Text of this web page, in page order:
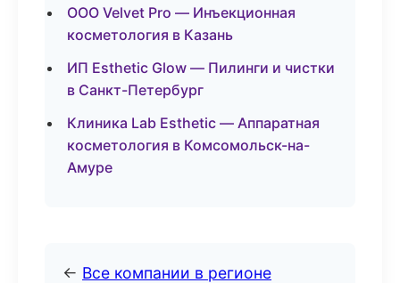
ООО Velvet Pro — Инъекционная
косметология в Казань
ИП Esthetic Glow — Пилинги и чистки
в Санкт-Петербург
Клиника Lab Esthetic — Аппаратная
косметология в Комсомольск-на-
Амуре
← Все компании в регионе